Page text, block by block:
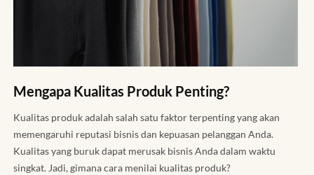
Mengapa Kualitas Produk Penting?
Kualitas produk adalah salah satu faktor terpenting yang akan
memengaruhi reputasi bisnis dan kepuasan pelanggan Anda.
Kualitas yang buruk dapat merusak bisnis Anda dalam waktu
singkat. Jadi, gimana cara menilai kualitas produk?